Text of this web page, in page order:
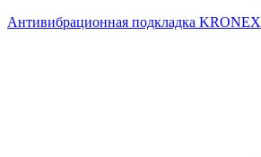
Антивибрационная подкладка KRONEX